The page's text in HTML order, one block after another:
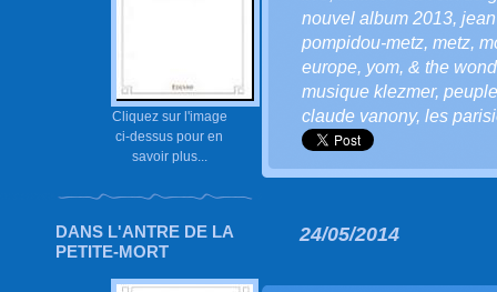
Cliquez sur l'image
ci-dessus pour en
savoir plus...
DANS L'ANTRE DE LA
PETITE-MORT
nouvel album 2013,
pompidou-metz, metz,
europe, yom, & the
musique klezmer,
claude vanony, les
24/05/2014